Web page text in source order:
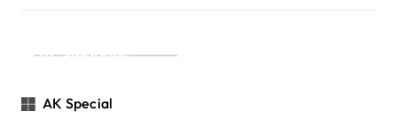
Categories
AK Special